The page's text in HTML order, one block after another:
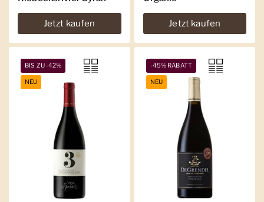
Jetzt kaufen Jetzt kaufen
BIS ZU -42%
NEU
-45% RABATT
NEU